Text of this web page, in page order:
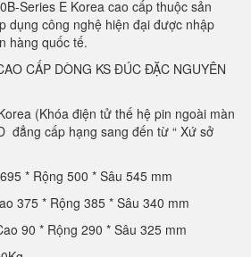
Series E Korea cao cấp thuộc sản
dụng công nghệ hiện đại được nhập
hàng quốc tế.
CẤP DÒNG KS ĐÚC ĐẶC NGUYÊN
(Khóa điện tử thế hệ pin ngoài màn
đẳng cấp hạng sang đến từ “ Xứ sở
* Rộng 500 * Sâu 545 mm
375 * Rộng 385 * Sâu 340 mm
90 * Rộng 290 * Sâu 325 mm